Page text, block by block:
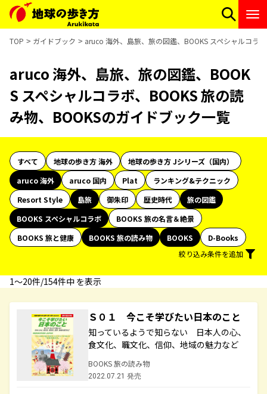
TOP ガイドブック aruco 海外、島旅、旅の図鑑、BOOKS スペシャルコラ
aruco 海外、島旅、旅の図鑑、BOOK
S スペシャルコラボ、BOOKS 旅の読
み物、BOOKSのガイドブック一覧
すべて 地球の歩き方 海外
地球の歩き方 Jシリーズ（国内）
aruco 海外
aruco 国内 Plat
ランキング&テクニック
Resort Style
島旅 御朱印 歴史時代
旅の図鑑
BOOKS スペシャルコラボ
BOOKS 旅の名言＆絶景
BOOKS 旅と健康
BOOKS 旅の読み物 BOOKS
D-Books
絞り込み条件を追加
1〜20件/154件中 を表示
Ｓ０１ 今こそ学びたい日本のこと
知っているようで知らない 日本人の心、
食文化、職文化、信仰、地域の魅力など
BOOKS 旅の読み物
2022.07.21 発売